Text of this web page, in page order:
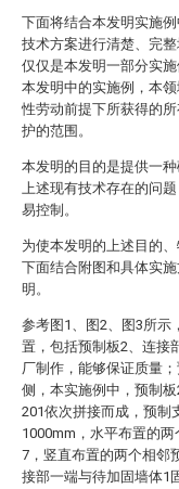
下面将结合本发明实施
技术方案进行清楚、完
仅仅是本发明一部分实
本发明中的实施例，本
性劳动前提下所获得的
护的范围。
本发明的目的是提供一
上述现有技术存在的问
易控制。
为使本发明的上述目的
下面结合附图和具体实
明。
参考图1、图2、图3所示
置，包括预制板2、连接
厂制作，能够保证质量
侧，本实施例中，预制
201依次拼接而成，预制
1000mm，水平布置的
7，竖直布置的两个相邻
接部一端与待加固墙体1